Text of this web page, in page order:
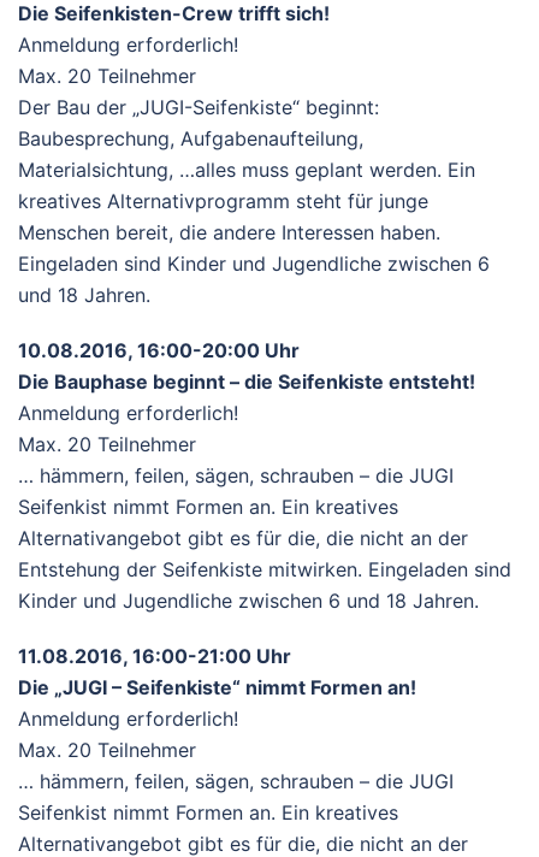
Die Seifenkisten-Crew trifft sich!
Anmeldung erforderlich!
Max. 20 Teilnehmer
Der Bau der „JUGI-Seifenkiste“ beginnt:
Baubesprechung, Aufgabenaufteilung,
Materialsichtung, …alles muss geplant werden. Ein
kreatives Alternativprogramm steht für junge
Menschen bereit, die andere Interessen haben.
Eingeladen sind Kinder und Jugendliche zwischen 6
und 18 Jahren.
10.08.2016, 16:00-20:00 Uhr
Die Bauphase beginnt – die Seifenkiste entsteht!
Anmeldung erforderlich!
Max. 20 Teilnehmer
… hämmern, feilen, sägen, schrauben – die JUGI
Seifenkist nimmt Formen an. Ein kreatives
Alternativangebot gibt es für die, die nicht an der
Entstehung der Seifenkiste mitwirken. Eingeladen sind
Kinder und Jugendliche zwischen 6 und 18 Jahren.
11.08.2016, 16:00-21:00 Uhr
Die „JUGI – Seifenkiste“ nimmt Formen an!
Anmeldung erforderlich!
Max. 20 Teilnehmer
… hämmern, feilen, sägen, schrauben – die JUGI
Seifenkist nimmt Formen an. Ein kreatives
Alternativangebot gibt es für die, die nicht an der